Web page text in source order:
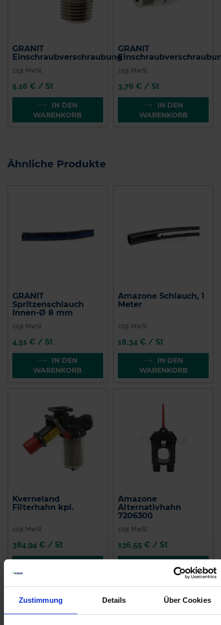
Zustimmung Details Über Cookies
GRANIT
Einschraubverschraubung
zzgl. MwSt.
5,16 € / St
IN DEN
WARENKORB
GRANIT
zzgl. MwSt.
3,76 € / St
IN DEN
WARENKORB
Ähnliche Produkte
GRANIT
Spritzenschlauch
Innen-Ø 8 mm
zzgl. MwSt.
4,51 € / St
IN DEN
WARENKORB
Amazone Schlauch, 1
Meter
zzgl. MwSt.
18,34 € / St
IN DEN
WARENKORB
Kverneland
Filterhahn kpl.
zzgl. MwSt.
384,94 € / St
Amazone
Alternativhahn
7206300
zzgl. MwSt.
136,55 € / St
WARENKORB
Anmelden für Ihren persönlichen Preis